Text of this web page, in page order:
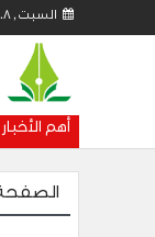
السبت , 08 أغسطس 2026 - 24 صفر 1448 هـ 5:19
أهم الأخبار